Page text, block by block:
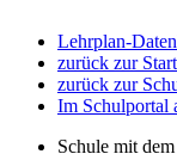
Lehrplan-
zurück zur
zurück zur
Im Schulportal
Schule mit